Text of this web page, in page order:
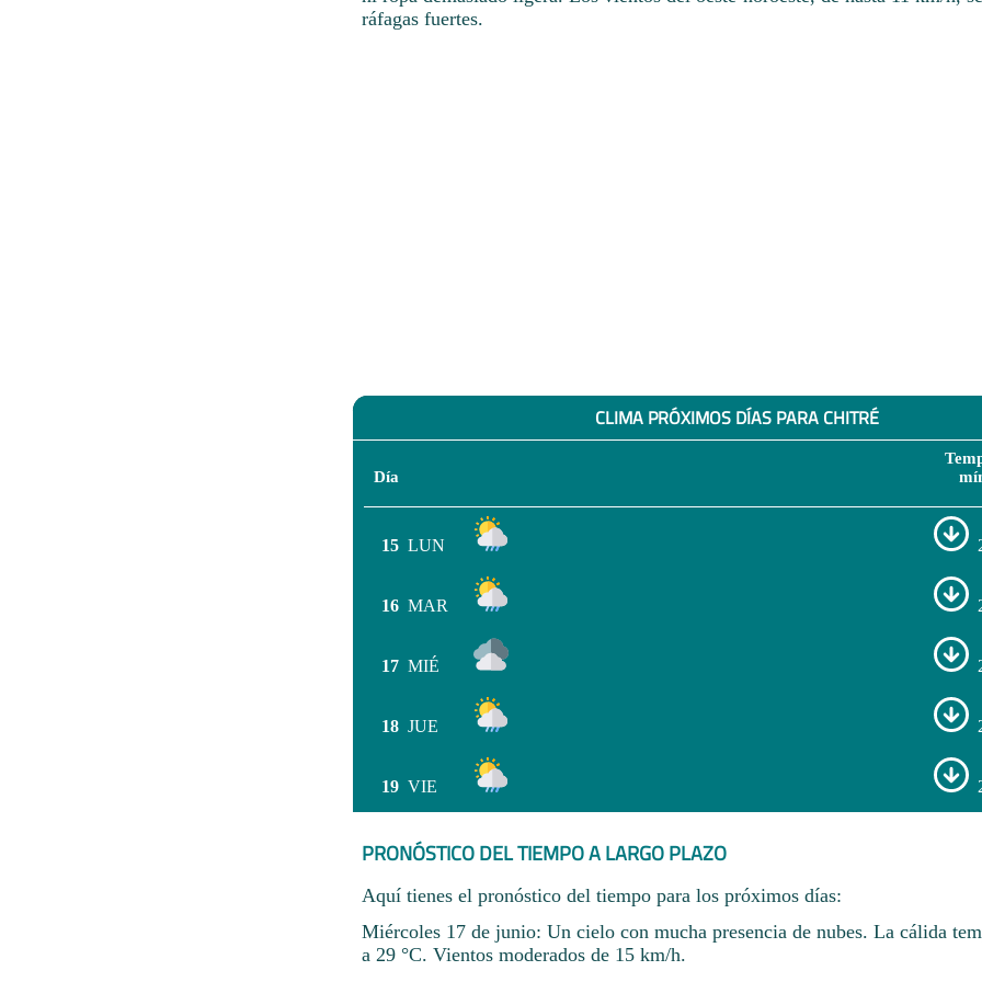
ráfagas fuertes.
CLIMA PRÓXIMOS DÍAS PARA CHITRÉ
Día
15 LUN
16 MAR
17 MIÉ
18 JUE
19 VIE
PRONÓSTICO DEL TIEMPO A LARGO PLAZO
Aquí tienes el pronóstico del tiempo para los próximos días:
Miércoles 17 de junio: Un cielo con mucha presencia de nubes. La cálida
a 29 °C. Vientos moderados de 15 km/h.